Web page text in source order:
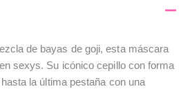
de bayas de goji, esta máscara
sexys. Su icónico cepillo con forma
la última pestaña con una